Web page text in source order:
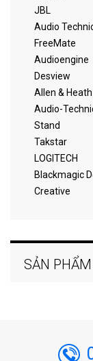
JBL
Audio
FreeMate
Audioengine
Desview
Allen & Heath
Audio-
Stand
Takstar
LOGITECH
Blackmagic
Creative
SẢN